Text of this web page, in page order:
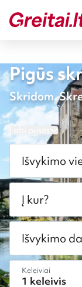
Pigūs
Skridom.
Išvykimo
Į kur?
Išvykimo
Keleiviai